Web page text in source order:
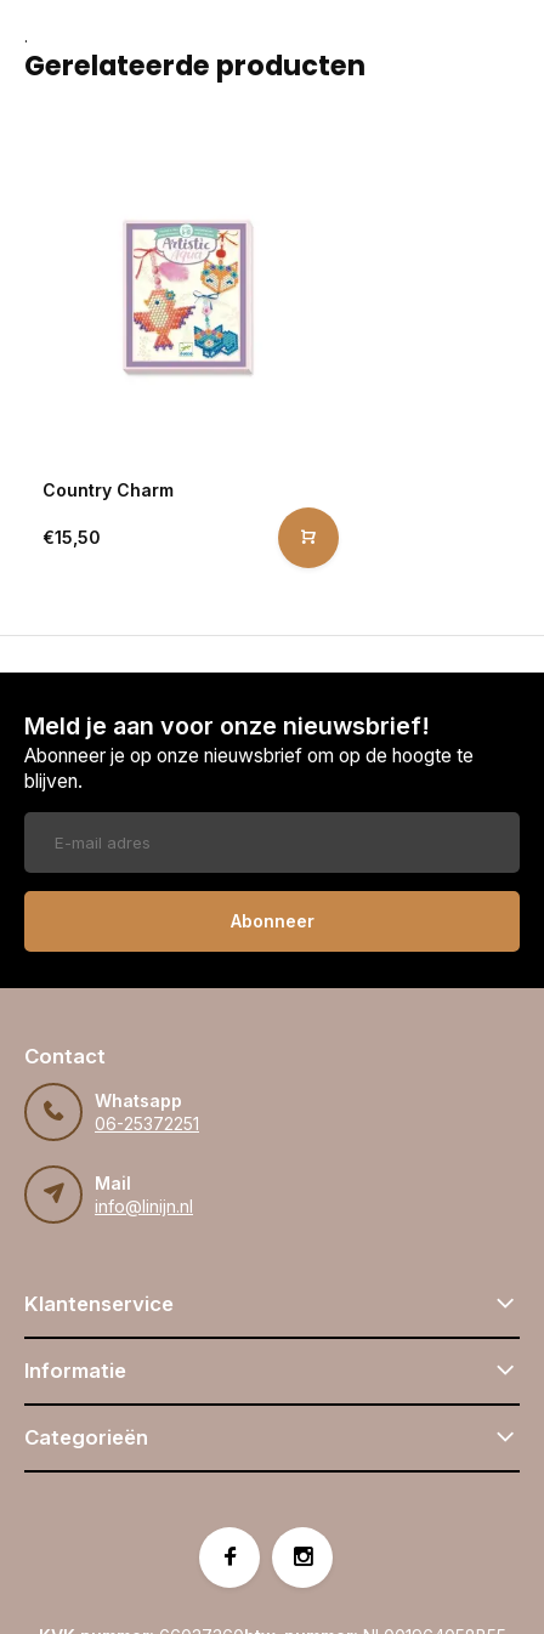
.
Gerelateerde producten
Country Charm
€15,50
Meld je aan voor onze nieuwsbrief!
Abonneer je op onze nieuwsbrief om op de hoogte te
blijven.
Abonneer
Contact
Whatsapp
06-25372251
Mail
info@linijn.nl
Klantenservice
Informatie
Categorieën